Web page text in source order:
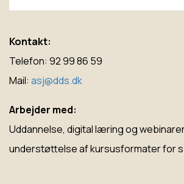
Kontakt:
Telefon: 92 99 86 59
Mail: asj@dds.dk
Arbejder med:
Uddannelse, digital læring og
understøttelse af kursusformater for